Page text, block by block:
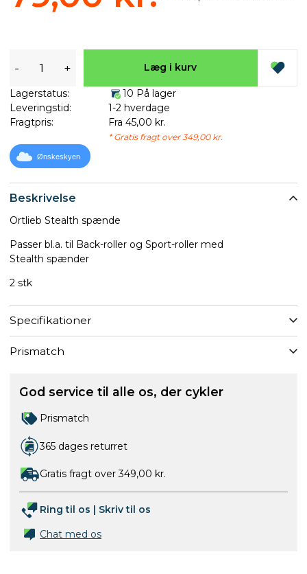
Beskrivelse
Ortlieb Stealth spænde
Passer bl.a. til Back-roller og Sport-roller med
Stealth spænder
2 stk
Specifikationer
Prismatch
- + Læg i kurv
Lagerstatus:
10 På lager
Leveringstid:
1-2 hverdage
Fragtpris:
Fra 45,00 kr.
* Gratis fragt over 349,00 kr.
Ønskeskyen
God service til alle os, der cykler
Prismatch
365 dages returret
Gratis fragt over 349,00 kr.
Ring til os | Skriv til os
Chat med os